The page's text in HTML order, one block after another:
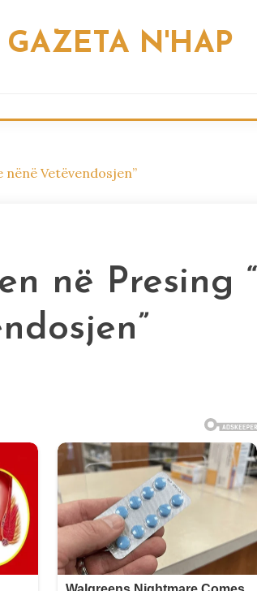
GAZETA N'HAP
nënë Vetëvendosjen”
në Presing “